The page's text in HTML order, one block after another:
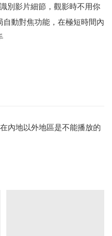
別影片細節，觀影時不用你
動對焦功能，在極短時間內
內地以外地區是不能播放的